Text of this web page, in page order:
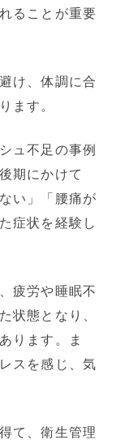
ることが重要
け、体調に合
ます。
ュ不足の事例
期にかけて
い」「腰痛が
症状を経験し
疲労や睡眠不
状態となり、
ります。ま
スを感じ、気
て、衛生管理